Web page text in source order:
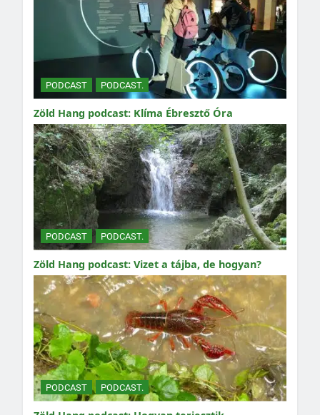
PODCAST PODCAST.
Zöld Hang podcast: Klíma Ébresztő Óra
PODCAST PODCAST.
Zöld Hang podcast: Vizet a tájba, de hogyan?
PODCAST PODCAST.